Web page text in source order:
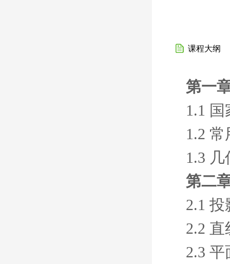
课程大纲
第一
1.1
1.2
1.3
第二
2.1
2.2
2.3